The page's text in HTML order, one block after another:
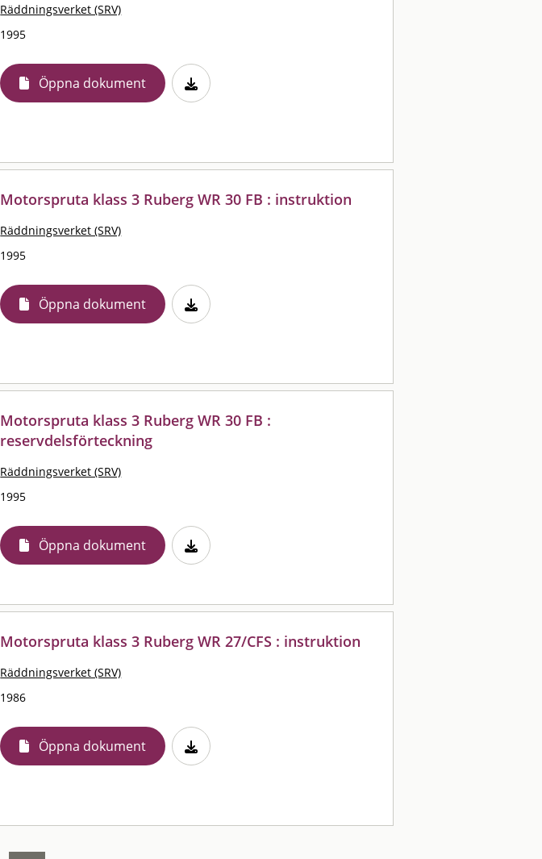
Räddningsverket (SRV)
1995
Öppna dokument
Motorspruta klass 3 Ruberg WR 30 FB : instruktion
Räddningsverket (SRV)
1995
Öppna dokument
Motorspruta klass 3 Ruberg WR 30 FB :
reservdelsförteckning
Räddningsverket (SRV)
1995
Öppna dokument
Motorspruta klass 3 Ruberg WR 27/CFS : instruktion
Räddningsverket (SRV)
1986
Öppna dokument